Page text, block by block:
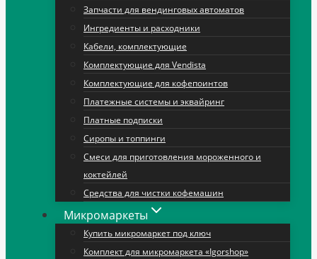
Запчасти для вендинговых автоматов
Ингредиенты и расходники
Кабели, комплектующие
Комплектующие для Vendista
Комплектующие для кофепоинтов
Платежные системы и эквайринг
Платные подписки
Сиропы и топпинги
Смеси для приготовления мороженного и
коктейлей
Средства для чистки кофемашин
Микромаркеты
Купить микромаркет под ключ
Комплект для микромаркета «Igorshop»